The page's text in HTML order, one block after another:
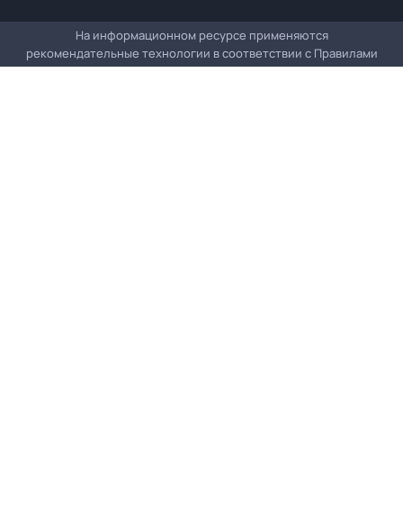
На информационном ресурсе применяются
рекомендательные технологии в соответствии с Правилами